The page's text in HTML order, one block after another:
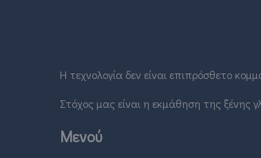
Η τεχνολογία δεν είναι επιπρόσθετο
Στόχος μας είναι η εκμάθηση της ξένης
Μενού